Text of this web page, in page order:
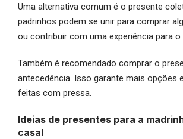
Uma alternativa comum é o presente
padrinhos podem se unir para comprar
ou contribuir com uma experiência para o
Também é recomendado comprar o
antecedência. Isso garante mais opções
feitas com pressa.
Ideias de presentes para a
casal